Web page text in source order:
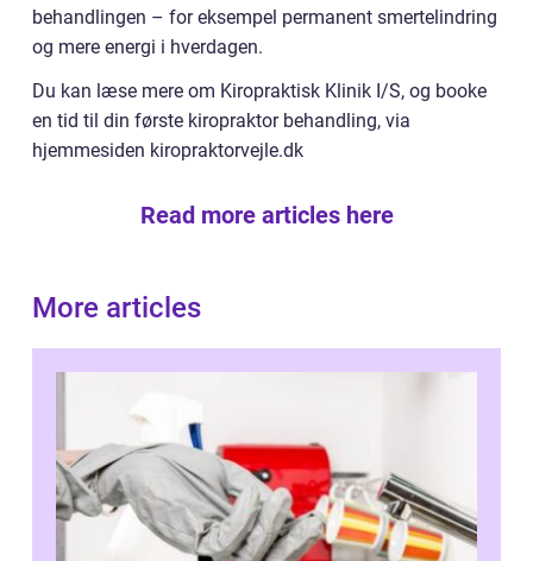
behandlingen – for eksempel permanent smertelindring
og mere energi i hverdagen.
Du kan læse mere om Kiropraktisk Klinik I/S, og booke
en tid til din første kiropraktor behandling, via
hjemmesiden kiropraktorvejle.dk
Read more articles here
More articles